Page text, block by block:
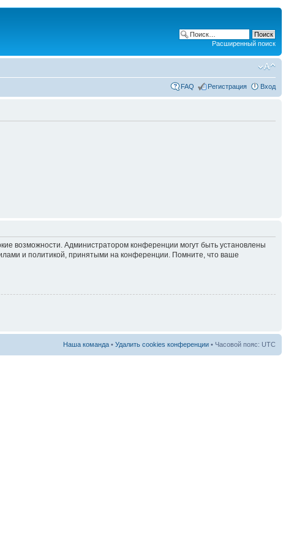
Расширенный поиск
FAQ Регистрация Вход
возможности. Администратором конференции могут быть установлены
и политикой, принятыми на конференции. Помните, что ваше
Наша команда • Удалить cookies конференции • Часовой пояс: UTC